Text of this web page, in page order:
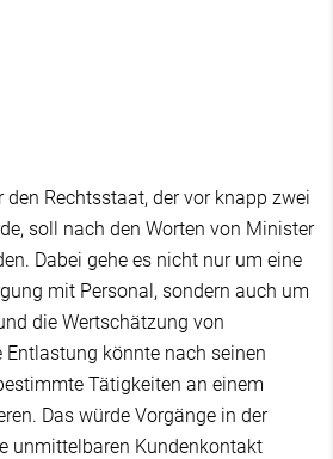
den Rechtsstaat, der vor knapp zwei
soll nach den Worten von Minister
Dabei gehe es nicht nur um eine
mit Personal, sondern auch um
die Wertschätzung von
Entlastung könnte nach seinen
Tätigkeiten an einem
Das würde Vorgänge in der
unmittelbaren Kundenkontakt